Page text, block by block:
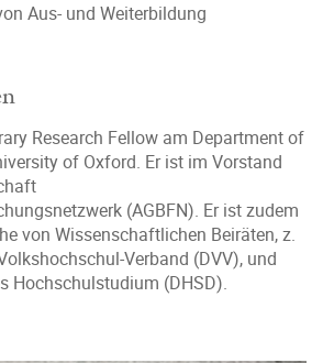
Aus- und Weiterbildung
Research Fellow am Department of
of Oxford. Er ist im Vorstand
(AGBFN). Er ist zudem
von Wissenschaftlichen Beiräten, z.
Verband (DVV), und
Hochschulstudium (DHSD).